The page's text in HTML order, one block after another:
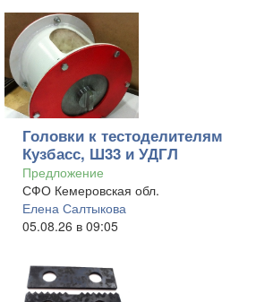
Головки к тестоделителям
Кузбасс, Ш33 и УДГЛ
Предложение
СФО Кемеровская обл.
Елена Салтыкова
05.08.26 в 09:05